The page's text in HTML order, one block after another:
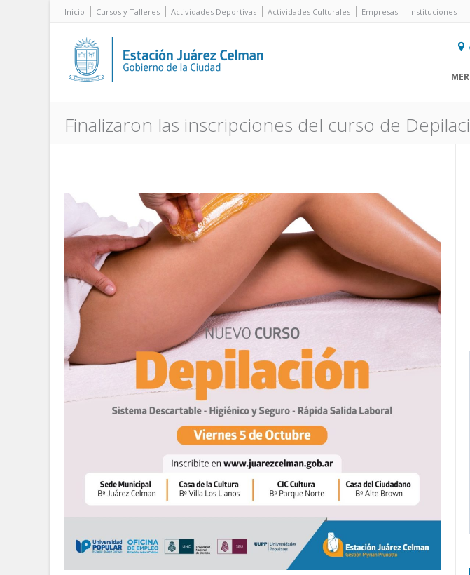
Inicio Cursos y Talleres Actividades Deportivas Actividades Culturales Empresas Instituciones
Finalizaron las inscripciones del curso de